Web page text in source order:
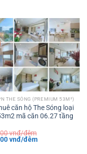
THE SÓNG (PREMIUM 53M²)
căn hộ The Sóng loại
mã căn 06.27 tầng
vnđ/đêm
vnđ/đêmGiá